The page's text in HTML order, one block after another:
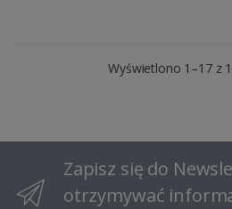
Wyświetlono 1–17 z
Zapisz się do
otrzymywać